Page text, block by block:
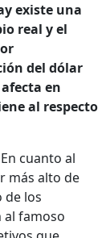
existe una
real y el
del dólar
en
al respecto
cuanto al
más alto de
de los
al famoso